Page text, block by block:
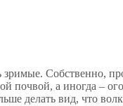
Собственно,
почвой, а иногда –
делать вид, что